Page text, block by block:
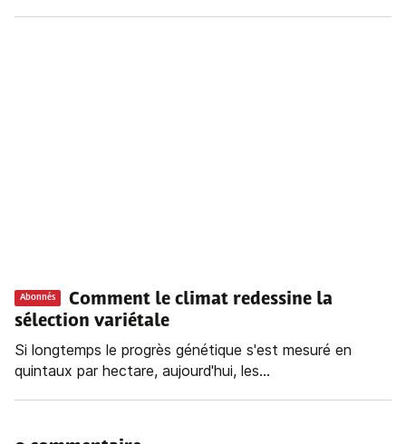
Abonnés
Comment le climat redessine la
sélection variétale
Si longtemps le progrès génétique s'est mesuré en
quintaux par hectare, aujourd'hui, les...